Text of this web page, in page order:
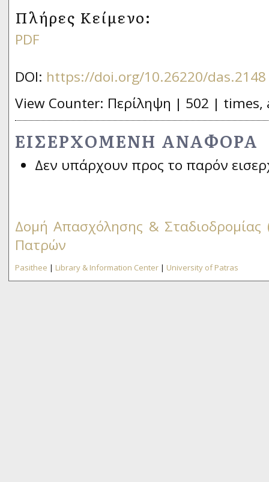
Πλήρες Κείμενο:
PDF
DOI: https://doi.org/10.26220/das.2148
View Counter: Περίληψη | 502 |
ΕΙΣΕΡΧΌΜΕΝΗ ΑΝΑΦΟΡΆ
Δεν υπάρχουν προς το παρόν
Δομή Απασχόλησης & Σταδιοδρομίας
Πατρών
Pasithee | Library & Information Center | University of Patras